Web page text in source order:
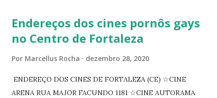
Endereços dos cines pornôs gays
no Centro de Fortaleza
Por Marcellus Rocha dezembro 28, 2020
ENDEREÇO DOS CINES DE FORTALEZA (CE) ☆CINE
ARENA RUA MAJOR FACUNDO 1181 ☆CINE AUTORAMA